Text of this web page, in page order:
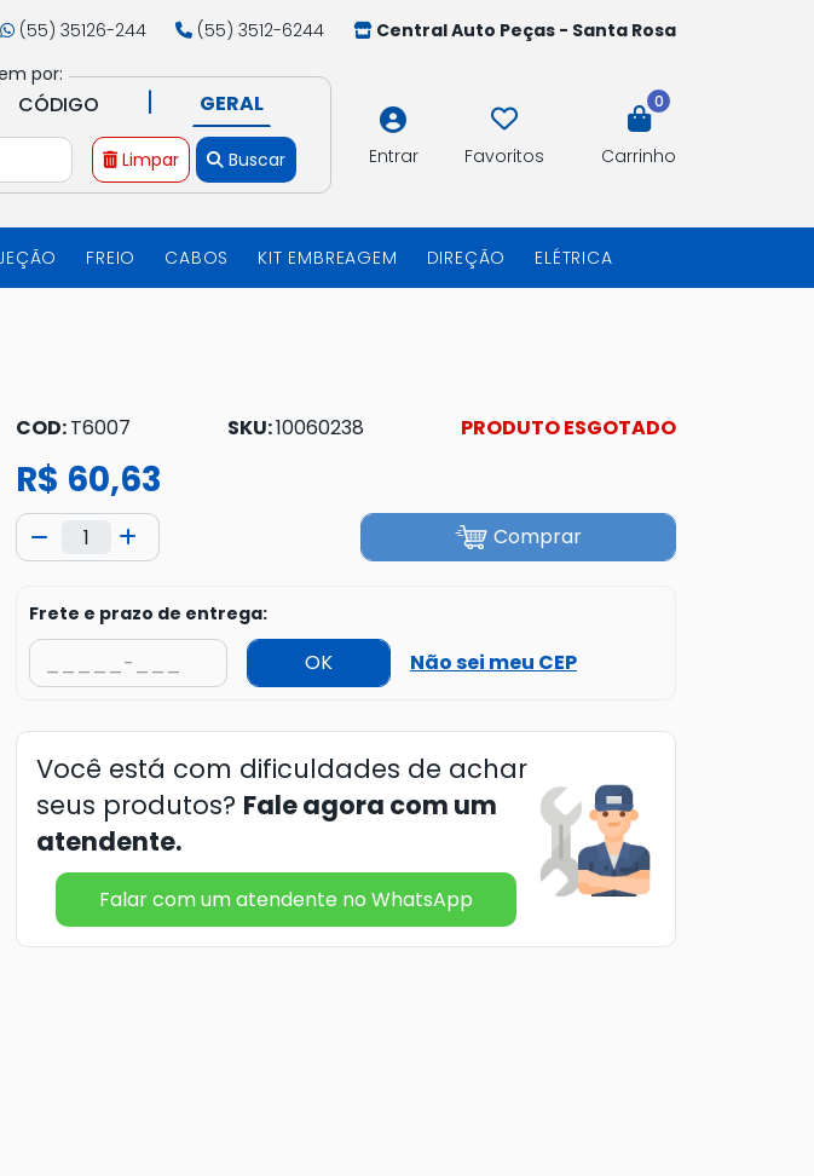
(55) 35126-244 (55) 3512-6244
Central Auto Peças - Santa Rosa
por:
CÓDIGO | GERAL
Limpar Buscar Entrar Favoritos
0
Carrinho
FREIO CABOS KIT EMBREAGEM DIREÇÃO ELÉTRICA
COD:T6007 SKU:10060238 PRODUTO ESGOTADO
R$ 60,63
Comprar
Frete e prazo de entrega:
OK Não sei meu CEP
Você está com dificuldades de achar
seus produtos? Fale agora com um
atendente.
Falar com um atendente no WhatsApp